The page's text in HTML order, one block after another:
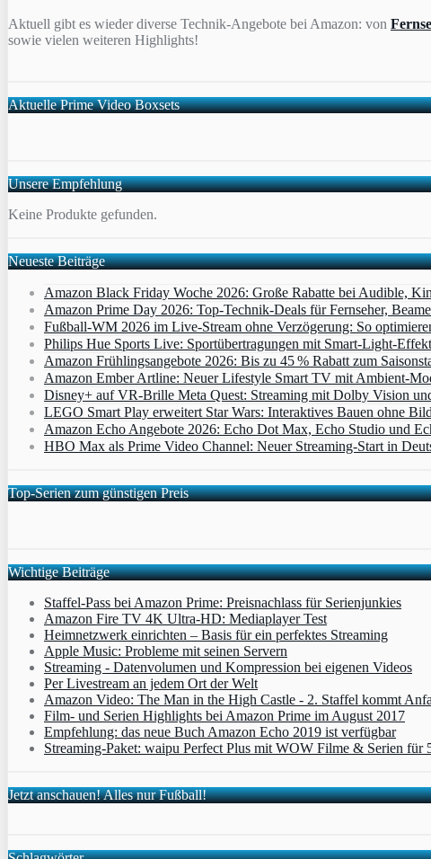
Aktuell gibt es wieder diverse Technik-Angebote bei Amazon: von
sowie vielen weiteren Highlights!
Aktuelle Prime Video Boxsets
Unsere Empfehlung
Keine Produkte gefunden.
Neueste Beiträge
Amazon Black Friday Woche 2026: Große Rabatte bei Audible,
Amazon Prime Day 2026: Top-Technik-Deals für Fernseher,
Fußball-WM 2026 im Live-Stream ohne Verzögerung: So
Philips Hue Sports Live: Sportübertragungen mit
Amazon Frühlingsangebote 2026: Bis zu 45 % Rabatt zum
Amazon Ember Artline: Neuer Lifestyle Smart TV mit
Disney+ auf VR-Brille Meta Quest: Streaming mit Dolby Vision
LEGO Smart Play erweitert Star Wars: Interaktives Bauen ohne
Amazon Echo Angebote 2026: Echo Dot Max, Echo Studio und
HBO Max als Prime Video Channel: Neuer Streaming‑Start in
Top-Serien zum günstigen Preis
Wichtige Beiträge
Staffel-Pass bei Amazon Prime: Preisnachlass für Serienjunkies
Amazon Fire TV 4K Ultra-HD: Mediaplayer Test
Heimnetzwerk einrichten – Basis für ein perfektes Streaming
Apple Music: Probleme mit seinen Servern
Streaming - Datenvolumen und Kompression bei eigenen Videos
Per Livestream an jedem Ort der Welt
Amazon Video: The Man in the High Castle - 2. Staffel kommt
Film- und Serien Highlights bei Amazon Prime im August 2017
Empfehlung: das neue Buch Amazon Echo 2019 ist verfügbar
Streaming-Paket: waipu Perfect Plus mit WOW Filme & Serien für
Jetzt anschauen! Alles nur Fußball!